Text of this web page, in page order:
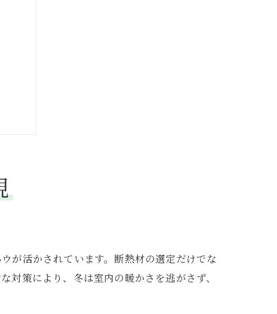
が活かされています。断熱材の選定だけでな
策により、冬は室内の暖かさを逃がさず、